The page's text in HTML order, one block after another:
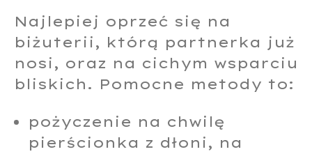
Najlepiej oprzeć się na
biżuterii, którą partnerka już
nosi, oraz na cichym wsparciu
bliskich. Pomocne metody to:
pożyczenie na chwilę
pierścionka z dłoni, na